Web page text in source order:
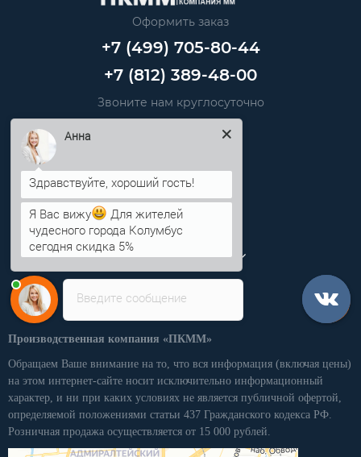
Оформить заказ
+7 (499) 705-80-44
+7 (812) 389-48-00
Звоните нам круглосуточно
info@pkmm.ru
Информация
Категории
Личный кабинет
Производственная компания «ПКММ»
Обращаем Ваше внимание на то, что вся информация (включая цены)
на этом интернет-сайте носит исключительно информационный
характер, и ни при каких условиях не является публичной офертой,
определяемой положениями статьи 437 Гражданского кодекса РФ.
Розничная продажа осуществляется от 15 000 рублей.
Введите сообщение
Анна
Я Вас вижу
Для жителей
чудесного города Колумбус
сегодня скидка 5%